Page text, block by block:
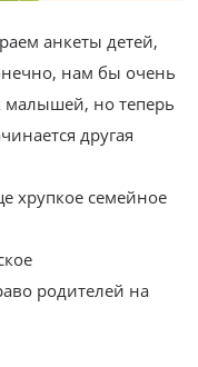
анкеты детей,
нам бы очень
малышей, но теперь
другая
хрупкое семейное
родителей на